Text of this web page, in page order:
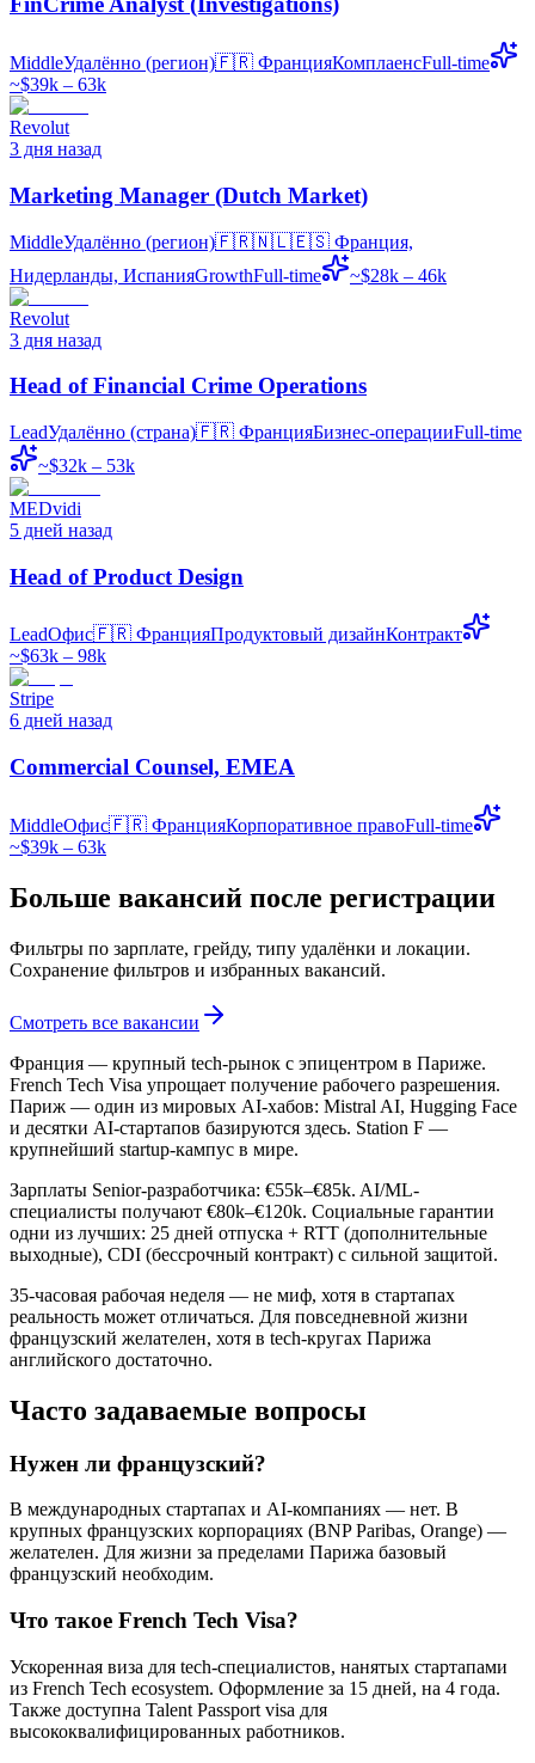
MiddleУдалённо (регион)🇫🇷 ФранцияКомплаенсFull-time
~$39k – 63k
Revolut
3 дня назад
Marketing Manager (Dutch Market)
MiddleУдалённо (регион)🇫🇷🇳🇱🇪🇸 Франция,
Нидерланды, ИспанияGrowthFull-time ~$28k – 46k
Revolut
3 дня назад
Head of Financial Crime Operations
LeadУдалённо (страна)🇫🇷 ФранцияБизнес-операцииFull-time
~$32k – 53k
MEDvidi
5 дней назад
Head of Product Design
LeadОфис🇫🇷 ФранцияПродуктовый дизайнКонтракт
~$63k – 98k
Stripe
6 дней назад
Commercial Counsel, EMEA
MiddleОфис🇫🇷 ФранцияКорпоративное правоFull-time
~$39k – 63k
Больше вакансий после регистрации
Фильтры по зарплате, грейду, типу удалёнки и локации.
Сохранение фильтров и избранных вакансий.
Смотреть все вакансии
Франция — крупный tech-рынок с эпицентром в Париже.
French Tech Visa упрощает получение рабочего разрешения.
Париж — один из мировых AI-хабов: Mistral AI, Hugging Face
и десятки AI-стартапов базируются здесь. Station F —
крупнейший startup-кампус в мире.
Зарплаты Senior-разработчика: €55k–€85k. AI/ML-
специалисты получают €80k–€120k. Социальные гарантии
одни из лучших: 25 дней отпуска + RTT (дополнительные
выходные), CDI (бессрочный контракт) с сильной защитой.
35-часовая рабочая неделя — не миф, хотя в стартапах
реальность может отличаться. Для повседневной жизни
французский желателен, хотя в tech-кругах Парижа
английского достаточно.
Часто задаваемые вопросы
Нужен ли французский?
В международных стартапах и AI-компаниях — нет. В
крупных французских корпорациях (BNP Paribas, Orange) —
желателен. Для жизни за пределами Парижа базовый
французский необходим.
Что такое French Tech Visa?
Ускоренная виза для tech-специалистов, нанятых стартапами
из French Tech ecosystem. Оформление за 15 дней, на 4 года.
Также доступна Talent Passport visa для
высококвалифицированных работников.